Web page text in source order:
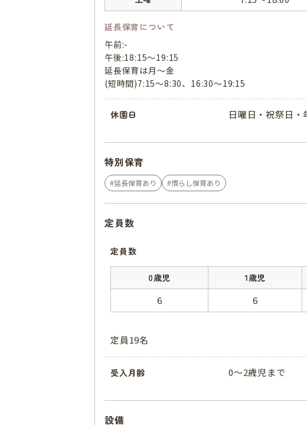
延長保育について
午前:-
午後:18:15～19:15
延長保育は月～金
(短時間)7:15～8:30、16:30～19:15
休園日 日曜日・祝祭日
特別保育
延長保育あり 慣らし保育あり
定員数
定員数
0歳児 1歳児
6 6
定員19名
受入月齢 0〜2歳児まで
設備